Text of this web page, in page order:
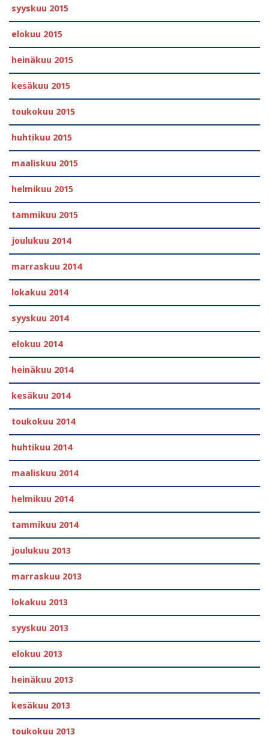
syyskuu 2015
elokuu 2015
heinäkuu 2015
kesäkuu 2015
toukokuu 2015
huhtikuu 2015
maaliskuu 2015
helmikuu 2015
tammikuu 2015
joulukuu 2014
marraskuu 2014
lokakuu 2014
syyskuu 2014
elokuu 2014
heinäkuu 2014
kesäkuu 2014
toukokuu 2014
huhtikuu 2014
maaliskuu 2014
helmikuu 2014
tammikuu 2014
joulukuu 2013
marraskuu 2013
lokakuu 2013
syyskuu 2013
elokuu 2013
heinäkuu 2013
kesäkuu 2013
toukokuu 2013